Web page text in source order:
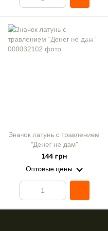
Значок латунь с травлением
"Денег не дам"
144 грн
Оптовые цены